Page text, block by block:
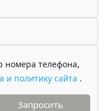
номера телефона,
и политику сайта .
Запросить